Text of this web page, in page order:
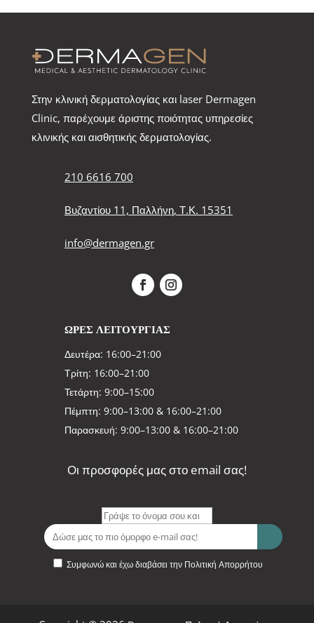
Στην κλινική δερματολογίας και laser Dermagen
Clinic, παρέχουμε άριστης ποιότητας υπηρεσίες
κλινικής και αισθητικής δερματολογίας.
210 6616 700
Βυζαντίου 11, Παλλήνη, Τ.Κ. 15351
info@dermagen.gr
ΩΡΕΣ ΛΕΙΤΟΥΡΓΙΑΣ
Δευτέρα: 16:00–21:00
Τρίτη: 16:00–21:00
Τετάρτη: 9:00–15:00
Πέμπτη: 9:00–13:00 & 16:00–21:00
Παρασκευή: 9:00–13:00 & 16:00–21:00
Οι προσφορές μας στο email σας!
Συμφωνώ και έχω διαβάσει την Πολιτική Απορρήτου